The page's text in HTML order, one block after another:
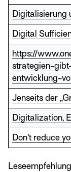
Digitalisierung
Digital
https://
strategien-
entwicklung-
Jenseits der
Digitalization,
Don’t reduce